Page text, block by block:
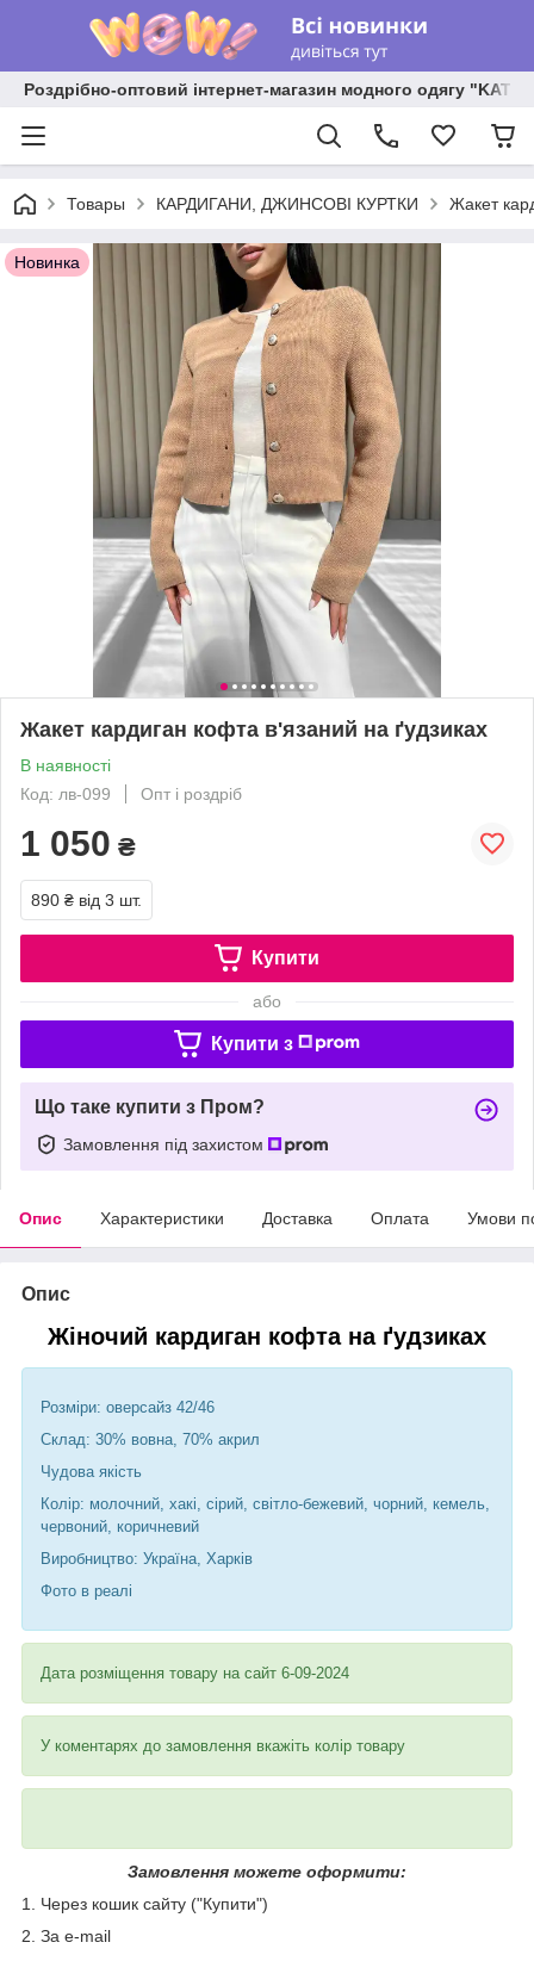
Роздрібно-оптовий інтернет-магазин модного одягу
Товары КАРДИГАНИ, ДЖИНСОВІ КУРТКИ Жакет
Новинка
Жакет кардиган кофта в'язаний на ґудзиках
В наявності
Код: лв-099
Опт і роздріб
1 050 ₴
890 ₴ від 3 шт.
Купити
або
Купити з
Що таке купити з Пром?
Замовлення під захистом
Опис Характеристики Доставка Оплата Умови
Опис
Жіночий кардиган кофта на ґудзиках
Розміри: оверсайз 42/46
Склад: 30% вовна, 70% акрил
Чудова якість
Колір: молочний, хакі, сірий, світло-бежевий, чорний, кемель,
червоний, коричневий
Виробництво: Україна, Харків
Фото в реалі
Дата розміщення товару на сайт 6-09-2024
У коментарях до замовлення вкажіть колір товару
Замовлення можете оформити:
1. Через кошик сайту ("Купити")
2. За e-mail